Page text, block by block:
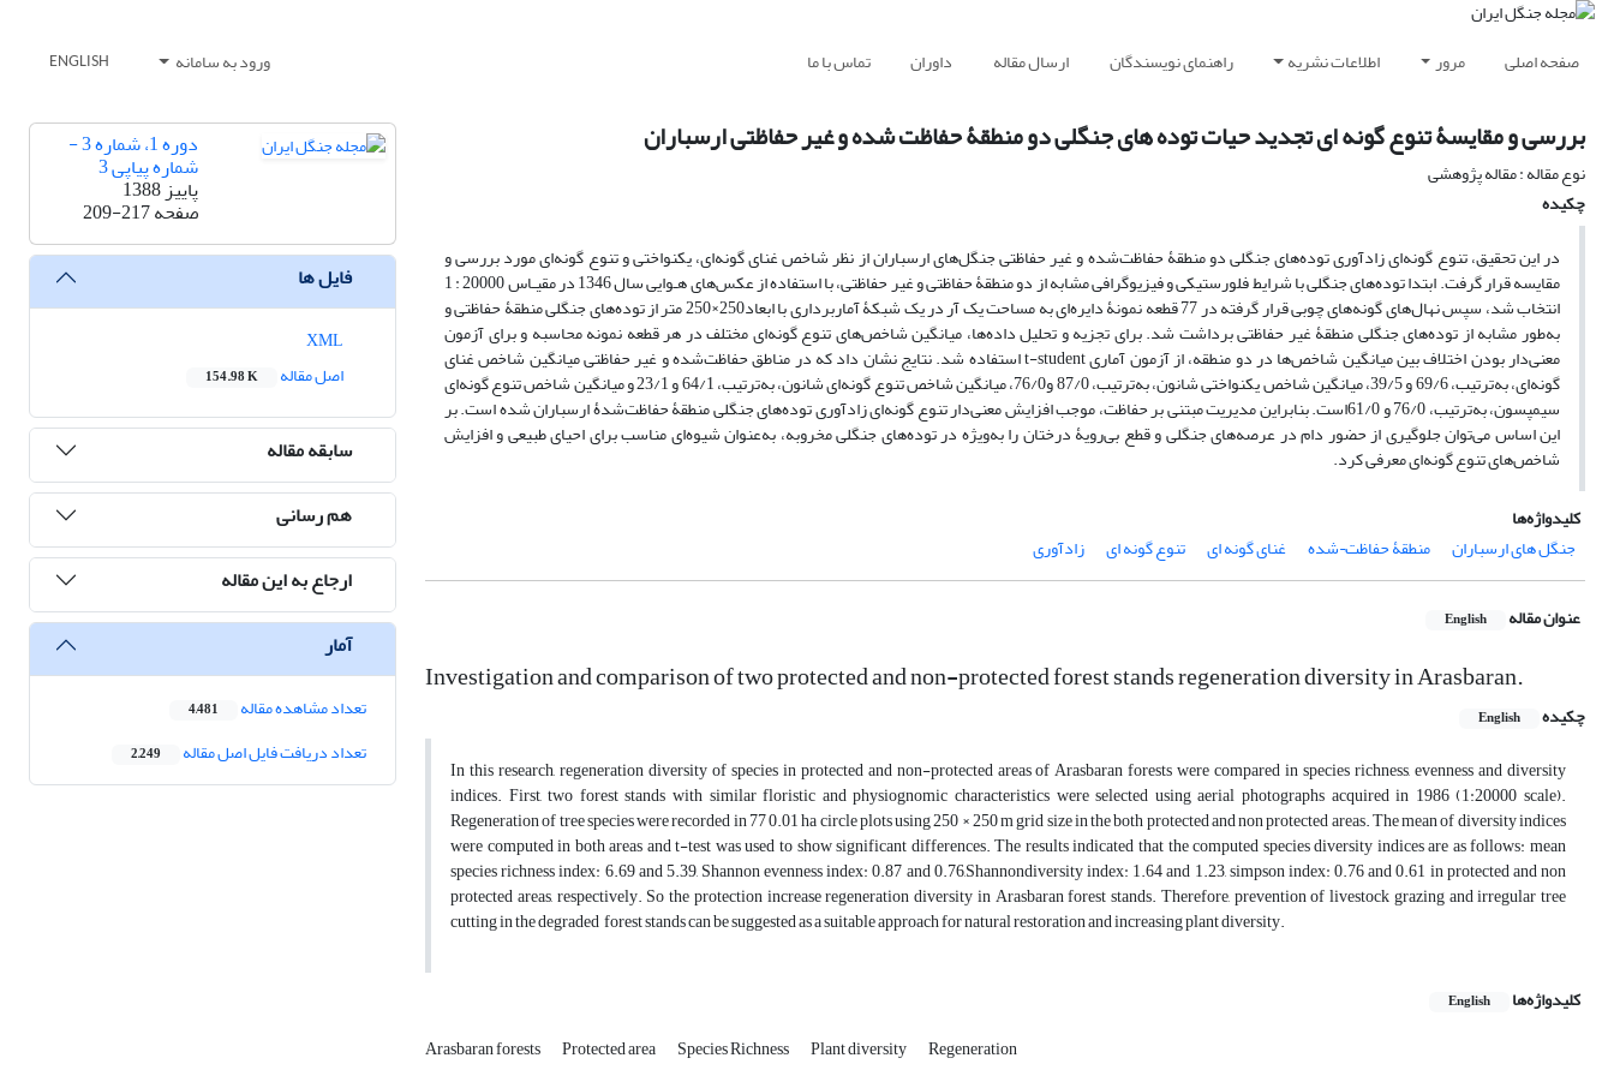
صفحه اصلی مرور اطلاعات نشریه راهنمای نویسندگان ارسال مقاله داوران تماس با ما ورود به سامانه ENGLISH
بررسی و مقایسۀ تنوع گونه ای تجدید حیات توده های جنگلی دو منطقۀ حفاظت شده و غیر حفاظتی ارسباران
نوع مقاله : مقاله پژوهشی
چکیده
در این تحقیق، تنوع گونه‌ای زادآوری توده‌های جنگلی دو منطقۀ حفاظت‌شده و غیر حفاظتی جنگل‌های ارسباران از نظر شاخص غنای گونه‌ای، یکنواختی و تنوع گونه‌ای مورد بررسی و
مقایسه قرار گرفت. ابتدا توده‌های جنگلی با شرایط فلورستیکی و فیزیوگرافی مشابه از دو منطقۀ حفاظتی و غیر حفاظتی، با استفاده از عکس‌های هـوایی سال 1346 در مقیـاس 20000 : 1
انتخاب شد، سپس نهال‌های گونه‌های چوبی قرار گرفته در 77 قطعه نمونۀ دایره‌ای به مساحت یک آر در یک شبکۀ آماربرداری با ابعاد250×250 متر از توده‌های جنگلی منطقۀ حفاظتی و
به‌طور مشابه از توده‌های جنگلی منطقۀ غیر حفاظتی برداشت شد. برای تجزیه و تحلیل داده‌ها، میانگین شاخص‌های تنوع گونه‌ای مختلف در هر قطعه نمونه محاسبه و برای آزمون
معنی‌دار بودن اختلاف بین میانگین شاخص‌ها در دو منطقه، از آزمون آماری t-student استفاده شد. نتایج نشان داد که در مناطق حفاظت‌شده و غیر حفاظتی میانگین شاخص غنای
گونه‌ای، به‌ترتیب، 69/6 و 39/5، میانگین شاخص یکنواختی شانون، به‌ترتیب، 87/0 و76/0، میانگین شاخص تنوع گونه‌ای شانون، به‌ترتیب، 64/1 و 23/1 و میانگین شاخص تنوع گونه‌ای
سیمپسون، به‌ترتیب، 76/0 و 61/0است. بنابراین مدیریت مبتنی بر حفاظت، موجب افزایش معنی‌دار تنوع گونه‌ای زادآوری توده‌های جنگلی منطقۀ حفاظت‌شدۀ ارسباران شده است. بر
این اساس می‌توان جلوگیری از حضور دام در عرصه‌های جنگلی و قطع بی‌رویۀ درختان را به‌ویژه در توده‌های جنگلی مخروبه، به‌عنوان شیوه‌ای مناسب برای احیای طبیعی و افزایش
شاخص‌های تنوع گونه‌ای معرفی کرد.
کلیدواژه‌ها
جنگل های ارسباران
منطقۀ حفاظت¬شده غنای گونه ای تنوع گونه ای زادآوری
عنوان مقاله English
Investigation and comparison of two protected and non-protected forest stands regeneration diversity in Arasbaran.
چکیده English
In this research, regeneration diversity of species in protected and non-protected areas of Arasbaran forests were compared in species richness, evenness and diversity
indices. First, two forest stands with similar floristic and physiognomic characteristics were selected using aerial photographs acquired in 1986 (1:20000 scale).
Regeneration of tree species were recorded in 77 0.01 ha circle plots using 250 × 250 m grid size in the both protected and non protected areas. The mean of diversity indices
were computed in both areas and t-test was used to show significant differences. The results indicated that the computed species diversity indices are as follows: mean
species richness index: 6.69 and 5.39, Shannon evenness index: 0.87 and 0.76,Shannondiversity index: 1.64 and 1.23, simpson index: 0.76 and 0.61 in protected and non
protected areas, respectively. So the protection increase regeneration diversity in Arasbaran forest stands. Therefore, prevention of livestock grazing and irregular tree
cutting in the degraded forest stands can be suggested as a suitable approach for natural restoration and increasing plant diversity.
کلیدواژه‌ها English
Arasbaran forests Protected area Species Richness Plant diversity Regeneration
دوره 1، شماره 3 -
شماره پیاپی 3
پاییز 1388
صفحه209-217
فایل ها
اصل مقاله
154.98 K
سابقه مقاله
هم رسانی
ارجاع به این مقاله
آمار
تعداد مشاهده مقاله 4,481
تعداد دریافت فایل اصل مقاله 2,249